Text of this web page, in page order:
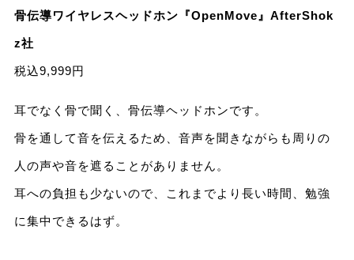
骨伝導ワイヤレスヘッドホン『OpenMove』AfterShok
z社
税込9,999円
耳でなく骨で聞く、骨伝導ヘッドホンです。
骨を通して音を伝えるため、音声を聞きながらも周りの
人の声や音を遮ることがありません。
耳への負担も少ないので、これまでより長い時間、勉強
に集中できるはず。